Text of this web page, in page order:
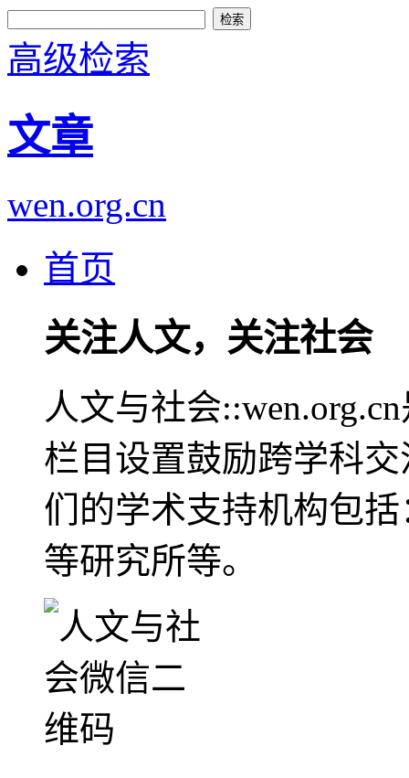
高级检索
文章
wen.org.cn
首页
关注人文，关注社会
人文与社会
栏目设置鼓励跨学科
们的学术支持机构包
等研究所等。